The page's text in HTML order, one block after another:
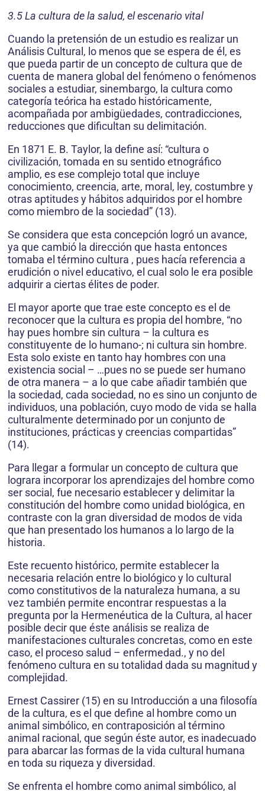
3.5 La cultura de la salud, el escenario vital
Cuando la pretensión de un estudio es realizar un
Análisis Cultural, lo menos que se espera de él, es
que pueda partir de un concepto de cultura que de
cuenta de manera global del fenómeno o fenómenos
sociales a estudiar, sinembargo, la cultura como
categoría teórica ha estado históricamente,
acompañada por ambigüedades, contradicciones,
reducciones que dificultan su delimitación.
En 1871 E. B. Taylor, la define así: “cultura o
civilización, tomada en su sentido etnográfico
amplio, es ese complejo total que incluye
conocimiento, creencia, arte, moral, ley, costumbre y
otras aptitudes y hábitos adquiridos por el hombre
como miembro de la sociedad” (13).
Se considera que esta concepción logró un avance,
ya que cambió la dirección que hasta entonces
tomaba el término cultura , pues hacía referencia a
erudición o nivel educativo, el cual solo le era posible
adquirir a ciertas élites de poder.
El mayor aporte que trae este concepto es el de
reconocer que la cultura es propia del hombre, “no
hay pues hombre sin cultura – la cultura es
constituyente de lo humano-; ni cultura sin hombre.
Esta solo existe en tanto hay hombres con una
existencia social – …pues no se puede ser humano
de otra manera – a lo que cabe añadir también que
la sociedad, cada sociedad, no es sino un conjunto de
individuos, una población, cuyo modo de vida se halla
culturalmente determinado por un conjunto de
instituciones, prácticas y creencias compartidas”
(14).
Para llegar a formular un concepto de cultura que
lograra incorporar los aprendizajes del hombre como
ser social, fue necesario establecer y delimitar la
constitución del hombre como unidad biológica, en
contraste con la gran diversidad de modos de vida
que han presentado los humanos a lo largo de la
historia.
Este recuento histórico, permite establecer la
necesaria relación entre lo biológico y lo cultural
como constitutivos de la naturaleza humana, a su
vez también permite encontrar respuestas a la
pregunta por la Hermenéutica de la Cultura, al hacer
posible decir que éste análisis se realiza de
manifestaciones culturales concretas, como en este
caso, el proceso salud – enfermedad., y no del
fenómeno cultura en su totalidad dada su magnitud y
complejidad.
Ernest Cassirer (15) en su Introducción a una filosofía
de la cultura, es el que define al hombre como un
animal simbólico, en contraposición al término
animal racional, que según éste autor, es inadecuado
para abarcar las formas de la vida cultural humana
en toda su riqueza y diversidad.
Se enfrenta el hombre como animal simbólico, al